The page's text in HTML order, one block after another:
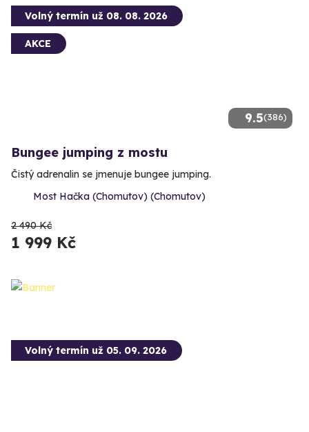
9.5(386)
Volný termín už 08. 08. 2026
AKCE
Bungee jumping z mostu
Čistý adrenalin se jmenuje bungee jumping.
Most Hačka (Chomutov) (Chomutov)
2 490 Kč
1 999 Kč
Volný termín už 05. 09. 2026